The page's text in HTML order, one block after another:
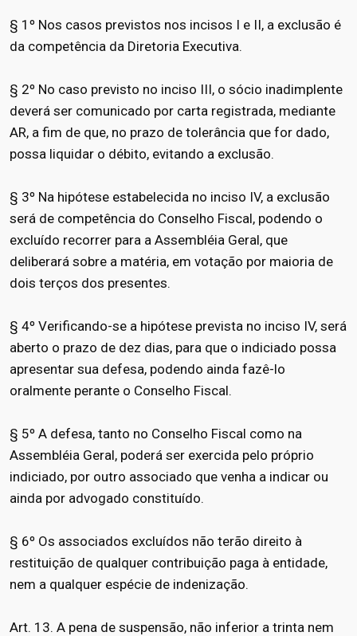
§ 1º Nos casos previstos nos incisos I e II, a exclusão é
da competência da Diretoria Executiva.
§ 2º No caso previsto no inciso III, o sócio inadimplente
deverá ser comunicado por carta registrada, mediante
AR, a fim de que, no prazo de tolerância que for dado,
possa liquidar o débito, evitando a exclusão.
§ 3º Na hipótese estabelecida no inciso IV, a exclusão
será de competência do Conselho Fiscal, podendo o
excluído recorrer para a Assembléia Geral, que
deliberará sobre a matéria, em votação por maioria de
dois terços dos presentes.
§ 4º Verificando-se a hipótese prevista no inciso IV, será
aberto o prazo de dez dias, para que o indiciado possa
apresentar sua defesa, podendo ainda fazê-lo
oralmente perante o Conselho Fiscal.
§ 5º A defesa, tanto no Conselho Fiscal como na
Assembléia Geral, poderá ser exercida pelo próprio
indiciado, por outro associado que venha a indicar ou
ainda por advogado constituído.
§ 6º Os associados excluídos não terão direito à
restituição de qualquer contribuição paga à entidade,
nem a qualquer espécie de indenização.
Art. 13. A pena de suspensão, não inferior a trinta nem